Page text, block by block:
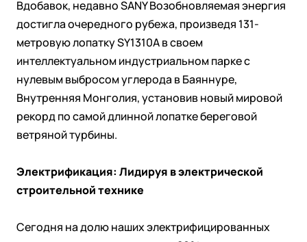
Вдобавок, недавно SANY Возобновляемая энергия
достигла очередного рубежа, произведя 131-
метровую лопатку SY1310A в своем
интеллектуальном индустриальном парке с
нулевым выбросом углерода в Баяннуре,
Внутренняя Монголия, установив новый мировой
рекорд по самой длинной лопатке береговой
ветряной турбины.
Электрификация: Лидируя в электрической
строительной технике
Сегодня на долю наших электрифицированных